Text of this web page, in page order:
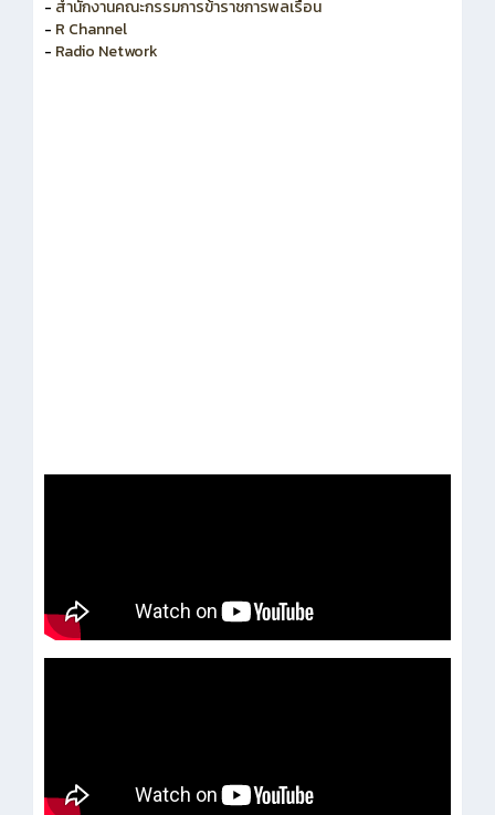
- สำนักงานคณะกรรมการข้าราชการพลเรือน
- R Channel
- Radio Network